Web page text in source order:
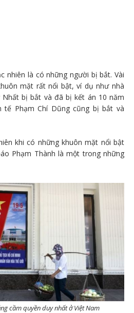
nhiên là có những người bị bắt. Vài
mặt rất nổi bật, ví dụ như nhà
bị bắt và đã bị kết án 10 năm
tế Phạm Chí Dũng cũng bị bắt và
khi có những khuôn mặt nổi bật
Phạm Thành là một trong những
cầm quyền duy nhất ở Việt Nam